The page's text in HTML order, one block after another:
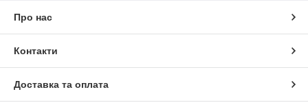
Про нас
Контакти
Доставка та оплата